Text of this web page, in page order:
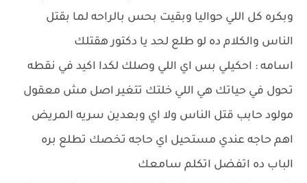
وبكره كل اللي حواليا وبقيت بحس بالراحه لما بقتل
الناس والكلام ده لو طلع لحد يا دكتور هقتلك
اسامه : احكيلي بس اي اللي وصلك لكدا اكيد في نقطه
تحول في حياتك هي اللي خلتك تتغير اصل مش معقول
مولود حابب قتل الناس ولا اي وبعدين سريه المريض
اهم حاجه عندي مستحيل اي حاجه تخصك تطلع بره
الباب ده اتفضل اتكلم سامعك